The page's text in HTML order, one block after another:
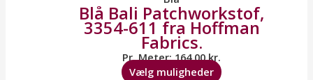
Blå Bali Patchworkstof,
3354-611 fra Hoffman
Fabrics.
Pr. Meter:164,00kr.
Vælg muligheder
varianter.
Mulighederne
på